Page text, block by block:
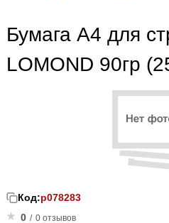
Бумага А4 для
LOMOND 90гр
Код:р078283
0 / 0 отзывов